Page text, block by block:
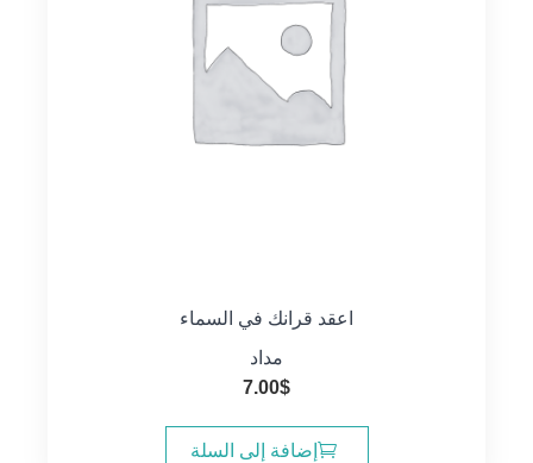
اعقد قرانك في السماء
مداد
7.00$
إضافة إلى السلة